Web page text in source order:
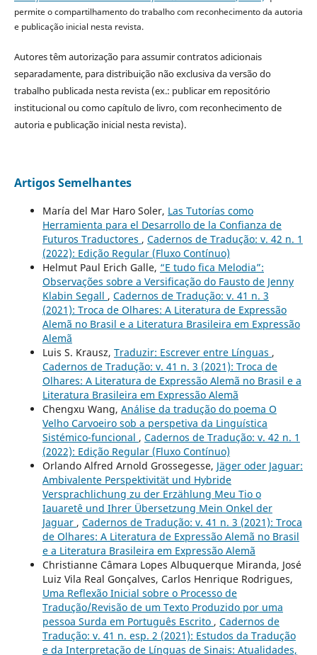
permite o compartilhamento do trabalho com reconhecimento da autoria
e publicação inicial nesta revista.
Autores têm autorização para assumir contratos adicionais
separadamente, para distribuição não exclusiva da versão do
trabalho publicada nesta revista (ex.: publicar em repositório
institucional ou como capítulo de livro, com reconhecimento de
autoria e publicação inicial nesta revista).
Artigos Semelhantes
María del Mar Haro Soler, Las Tutorías como
Herramienta para el Desarrollo de la Confianza de
Futuros Traductores , Cadernos de Tradução: v. 42 n. 1
(2022): Edição Regular (Fluxo Contínuo)
Helmut Paul Erich Galle, “E tudo fica Melodia”:
Observações sobre a Versificação do Fausto de Jenny
Klabin Segall , Cadernos de Tradução: v. 41 n. 3
(2021): Troca de Olhares: A Literatura de Expressão
Alemã no Brasil e a Literatura Brasileira em Expressão
Alemã
Luis S. Krausz, Traduzir: Escrever entre Línguas ,
Cadernos de Tradução: v. 41 n. 3 (2021): Troca de
Olhares: A Literatura de Expressão Alemã no Brasil e a
Literatura Brasileira em Expressão Alemã
Chengxu Wang, Análise da tradução do poema O
Velho Carvoeiro sob a perspetiva da Linguística
Sistémico-funcional , Cadernos de Tradução: v. 42 n. 1
(2022): Edição Regular (Fluxo Contínuo)
Orlando Alfred Arnold Grossegesse, Jäger oder Jaguar:
Ambivalente Perspektivität und Hybride
Versprachlichung zu der Erzählung Meu Tio o
Iauaretê und Ihrer Übersetzung Mein Onkel der
Jaguar , Cadernos de Tradução: v. 41 n. 3 (2021): Troca
de Olhares: A Literatura de Expressão Alemã no Brasil
e a Literatura Brasileira em Expressão Alemã
Christianne Câmara Lopes Albuquerque Miranda, José
Luiz Vila Real Gonçalves, Carlos Henrique Rodrigues,
Uma Reflexão Inicial sobre o Processo de
Tradução/Revisão de um Texto Produzido por uma
pessoa Surda em Português Escrito , Cadernos de
Tradução: v. 41 n. esp. 2 (2021): Estudos da Tradução
e da Interpretação de Línguas de Sinais: Atualidades,